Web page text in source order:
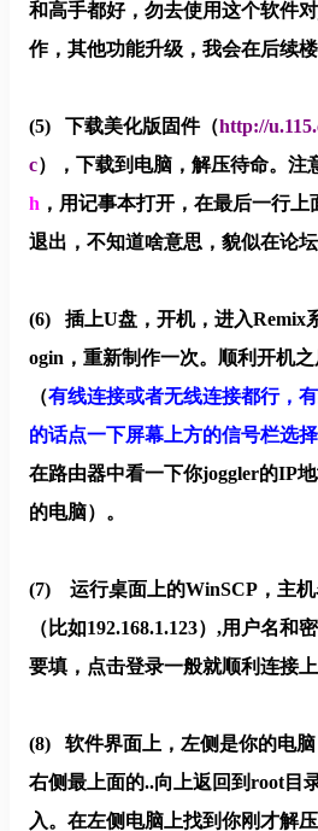
和高手都好，勿去使用这个软件
作，其他功能升级，我会在后续楼
(5) 下载美化版固件（http://
c），下载到电脑，解压待命。注
h ，用记事本打开，在最后一行上
退出，不知道啥意思，貌似在论坛
(6)
插上U盘，开机，进入Remix
ogin，重新制作一次。顺利开机之
（有线连接或者无线连接都行，
的话点一下屏幕上方的信号栏选
在路由器中看一下你joggler的IP
的电脑）。
(7)
运行桌面上的WinSCP，主
（比如192.168.1.123）,用户名和
要填，点击登录一般就顺利连接
(8)
软件界面上，左侧是你的电
右侧最上面的..向上返回到root目
入。在左侧电脑上找到你刚才解